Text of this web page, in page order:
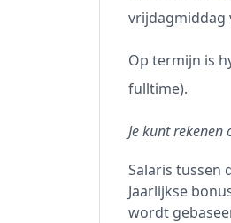
vrijdagmiddag
Op termijn is
fulltime).
Je kunt rekenen
Salaris tussen
Jaarlijkse
wordt